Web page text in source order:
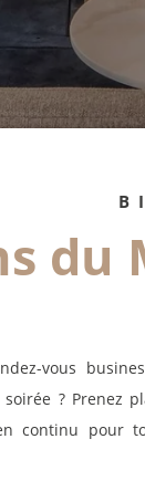
du
vous
? Prenez
continu pour